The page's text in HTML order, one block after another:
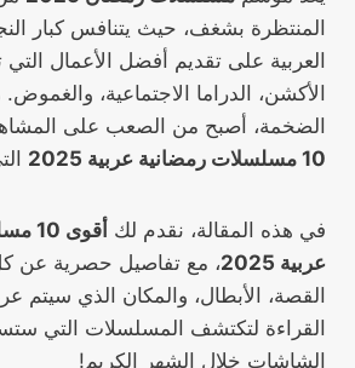
المنتظرة بشغف، حيث يتنافس كبار
العربية على تقديم أفضل الأعمال التي
الأكشن، الدراما الاجتماعية، والغموض.
الضخمة، أصبح من الصعب على
10 مسلسلات رمضانية عربية 2025
في هذه المقالة، نقدم لك
عربية 2025
، مع تفاصيل حصرية
القصة، الأبطال، والمكان الذي سيتم
القراءة لتكتشف المسلسلات التي
الشاشات خلال الشهر الكريم!